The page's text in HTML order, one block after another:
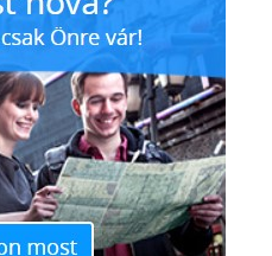
meglehetősen
fogantyúként
ez talán
téma, amit érdemes a